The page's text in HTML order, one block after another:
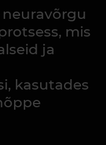
mis
ja
kasutades